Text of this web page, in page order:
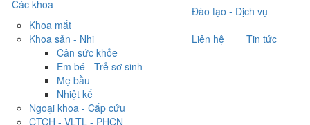
Các khoa
Khoa mắt
Khoa sản - Nhi
Cân sức khỏe
Em bé - Trẻ sơ sinh
Mẹ bầu
Nhiệt kế
Ngoại khoa - Cấp cứu
CTCH - VLTL - PHCN
Đào tạo - Dịch vụ
Liên hệ
Tin tức